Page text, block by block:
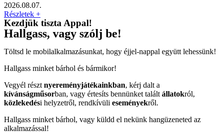
2026.08.07.
Részletek +
Kezdjük tiszta Appal!
Hallgass, vagy szólj be!
Töltsd le mobilalkalmazásunkat, hogy éjjel-nappal együtt lehessünk!
Hallgass minket bárhol és bármikor!
Vegyél részt nyereményjátékainkban, kérj dalt a
kívánságműsorban, vagy értesíts bennünket talált állatokról,
közlekedési helyzetről, rendkívüli eseményekről.
Hallgass minket bárhol, vagy küldd el nekünk hangüzeneted az
alkalmazással!